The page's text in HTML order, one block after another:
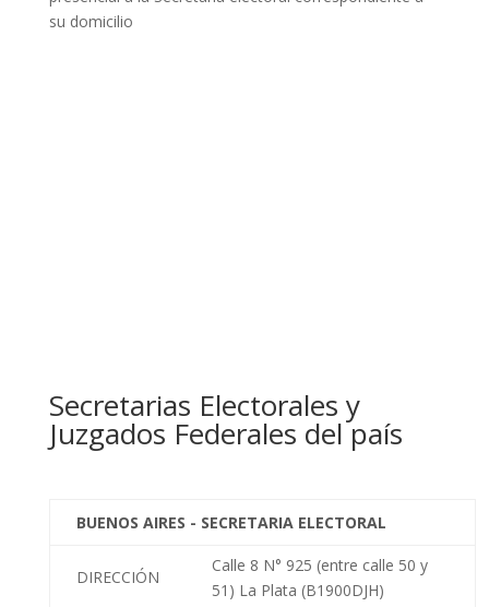
su domicilio
Secretarias Electorales y
Juzgados Federales del país
BUENOS AIRES - SECRETARIA ELECTORAL
DIRECCIÓN
Calle 8 N° 925 (entre calle 50 y
51) La Plata (B1900DJH)